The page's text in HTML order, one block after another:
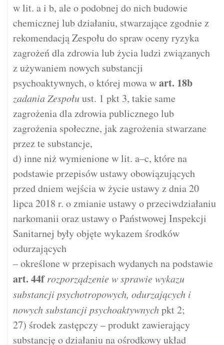
w lit. a i b, ale o podobnej do nich budowie
chemicznej lub działaniu, stwarzające zgodnie z
rekomendacją Zespołu do spraw oceny ryzyka
zagrożeń dla zdrowia lub życia ludzi związanych
z używaniem nowych substancji
psychoaktywnych, o której mowa wart. 18b
zadania Zespołuust. 1 pkt 3, takie same
zagrożenia dla zdrowia publicznego lub
zagrożenia społeczne, jak zagrożenia stwarzane
przez te substancje,
d) inne niż wymienione w lit. a–c, które na
podstawie przepisów ustawy obowiązujących
przed dniem wejścia w życie ustawy z dnia 20
lipca 2018 r. o zmianie ustawy o przeciwdziałaniu
narkomanii oraz ustawy o Państwowej Inspekcji
Sanitarnej były objęte wykazem środków
odurzających
– określone w przepisach wydanych na podstawie
art. 44f rozporządzenie w sprawie wykazu
substancji psychotropowych, odurzających i
nowych substancji psychoaktywnychpkt 2;
27) środek zastępczy – produkt zawierający
substancję o działaniu na ośrodkowy układ